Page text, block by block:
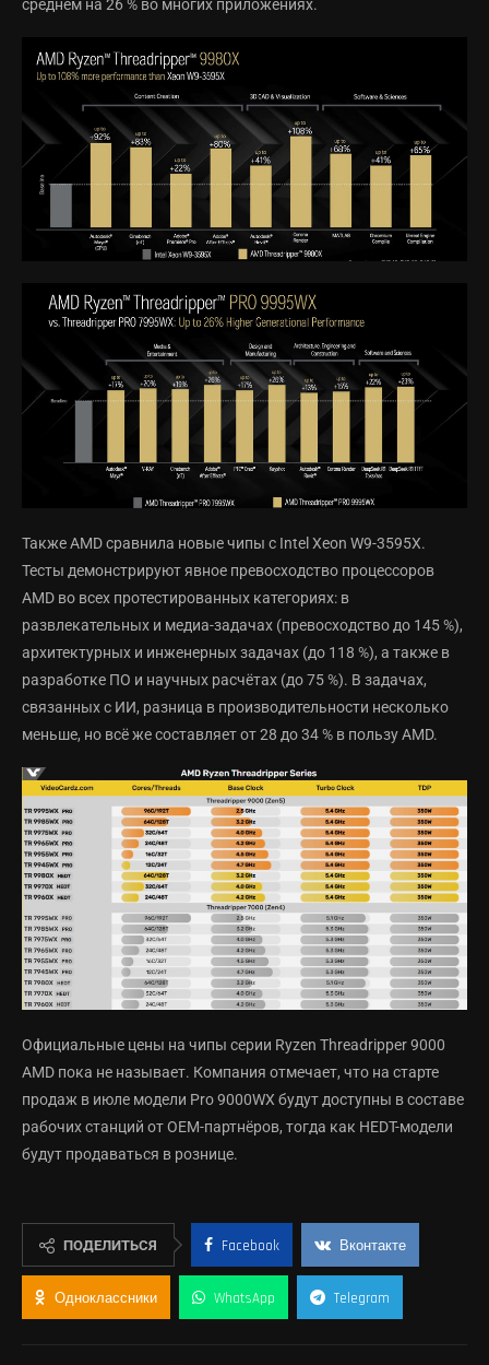
среднем на 26 % во многих приложениях.
Также AMD сравнила новые чипы с Intel Xeon W9-3595X.
Тесты демонстрируют явное превосходство процессоров
AMD во всех протестированных категориях: в
развлекательных и медиа-задачах (превосходство до 145 %),
архитектурных и инженерных задачах (до 118 %), а также в
разработке ПО и научных расчётах (до 75 %). В задачах,
связанных с ИИ, разница в производительности несколько
меньше, но всё же составляет от 28 до 34 % в пользу AMD.
Официальные цены на чипы серии Ryzen Threadripper 9000
AMD пока не называет. Компания отмечает, что на старте
продаж в июле модели Pro 9000WX будут доступны в составе
рабочих станций от OEM-партнёров, тогда как HEDT-модели
будут продаваться в рознице.
ПОДЕЛИТЬСЯ Facebook Вконтакте
Одноклассники WhatsApp Telegram